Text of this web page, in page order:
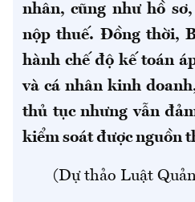
nhân, cũng như hồ
nộp thuế. Đồng thời,
hành chế độ kế toán
và cá nhân kinh
thủ tục nhưng vẫn
kiểm soát được nguồn
(Dự thảo Luật